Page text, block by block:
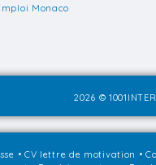
Monaco
2026 ©
• CV lettre de motivation •